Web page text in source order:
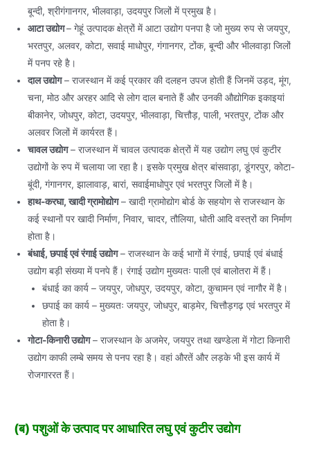
बून्दी, श्रीगंगानगर, भीलवाड़ा, उदयपुर जिलों में प्रमुख है।
आटा उद्योग– गेहूं उत्पादक क्षेत्रों में आटा उद्योग पनपा है जो मुख्य रुप से जयपुर,
भरतपुर, अलवर, कोटा, सवाई माधोपुर, गंगानगर, टोंक, बून्दी और भीलवाड़ा जिलों
में पनप रहे है।
दाल उद्योग– राजस्थान में कई प्रकार की दलहन उपज होती हैं जिनमें उड़द, मूंग,
चना, मोठ और अरहर आदि से लोग दाल बनाते हैं और उनकी औद्योगिक इकाइयां
बीकानेर, जोधपुर, कोटा, उदयपुर, भीलवाड़ा, चित्तौड़, पाली, भरतपुर, टोंक और
अलवर जिलों में कार्यरत हैं।
चावल उद्योग– राजस्थान में चावल उत्पादक क्षेत्रों में यह उद्योग लघु एवं कुटीर
उद्योगों के रुप में चलाया जा रहा है। इसके प्रमुख क्षेत्र बांसवाड़ा, डूंगरपुर, कोटा-
बूंदी, गंगानगर, झालावाड़, बारां, सवाईमाधोपुर एवं भरतपुर जिलों में है।
हाथ-करघा, खादी ग्रामोद्योग– खादी ग्रामोद्योग बोर्ड के सहयोग से राजस्थान के
कई स्थानों पर खादी निर्माण, निवार, चादर, तौलिया, धोती आदि वस्त्रों का निर्माण
होता है।
बंधाई, छपाई एवं रंगाई उद्योग– राजस्थान के कई भागों में रंगाई, छपाई एवं बंधाई
उद्योग बड़ी संख्या में पनपे हैं। रंगाई उद्योग मुख्यतः पाली एवं बालोतरा में हैं।
बंधाई का कार्य – जयपुर, जोधपुर, उदयपुर, कोटा, कुचामन एवं नागौर में है।
छपाई का कार्य – मुख्यतः जयपुर, जोधपुर, बाड़मेर, चित्तौड़गढ़ एवं भरतपुर में
होता है।
गोटा-किनारी उद्योग– राजस्थान के अजमेर, जयपुर तथा खण्डेला में गोटा किनारी
उद्योग काफी लम्बे समय से पनप रहा है। वहां औरतें और लड़के भी इस कार्य में
रोजगाररत हैं।
(ब) पशुओं के उत्पाद पर आधारित लघु एवं कुटीर उद्योग